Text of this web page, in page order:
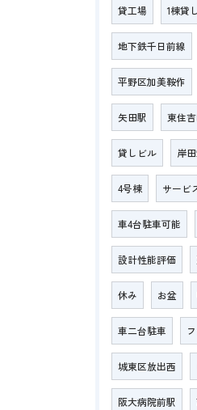
貸工場 1棟貸し
地下鉄千日前線
平野区加美鞍作
矢田駅 東住
貸しビル 岸
4号棟 サービ
車4台駐車可能
設計性能評価
休み お盆
車二台駐車
城東区放出西
阪大病院前駅